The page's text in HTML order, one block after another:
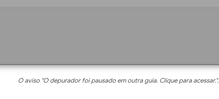
O aviso "O depurador foi pausado em outra guia. Clique para acessar.".